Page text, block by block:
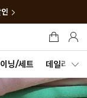
닝/세트 데일리세트